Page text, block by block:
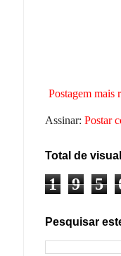
Postagem mais
Assinar: Postar
Total de
1 9 5
Pesquisar